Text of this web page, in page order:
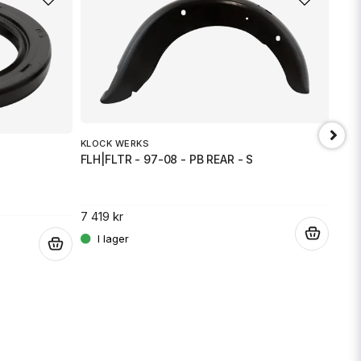
KLOCK WERKS
FLH|FLTR - 97-08 - PB REAR - S
7 419 kr